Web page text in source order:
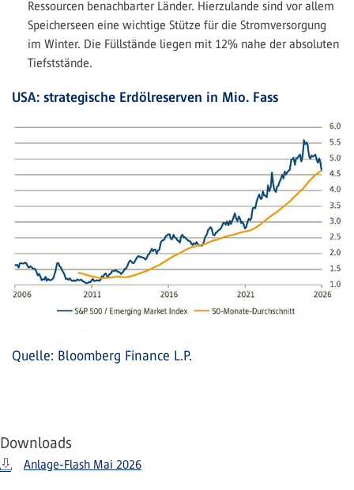
Ressourcen benachbarter Länder. Hierzulande sind vor allem
Speicherseen eine wichtige Stütze für die Stromversorgung
im Winter. Die Füllstände liegen mit 12% nahe der absoluten
Tiefststände.
USA: strategische Erdölreserven in Mio. Fass
Quelle: Bloomberg Finance L.P.
Downloads
Anlage-Flash Mai 2026